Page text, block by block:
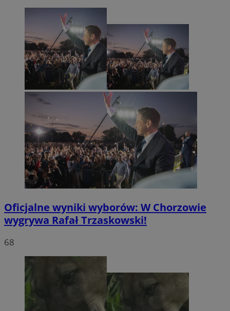
Oficjalne wyniki wyborów: W Chorzowie
wygrywa Rafał Trzaskowski!
68